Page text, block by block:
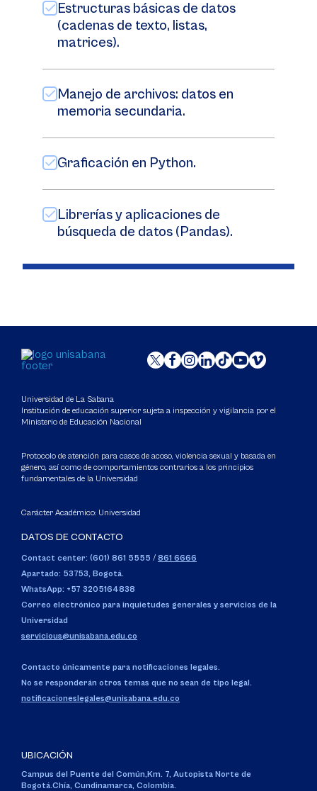
Estructuras básicas de datos
(cadenas de texto, listas,
matrices).
Manejo de archivos: datos en
memoria secundaria.
Graficación en Python.
Librerías y aplicaciones de
búsqueda de datos (Pandas).
Universidad de La Sabana
Institución de educación superior sujeta a inspección y vigilancia por el
Ministerio de Educación Nacional
Protocolo de atención para casos de acoso, violencia sexual y basada en
género, así como de comportamientos contrarios a los principios
fundamentales de la Universidad
Carácter Académico: Universidad
DATOS DE CONTACTO
Contact center: (601) 861 5555 / 861 6666
Apartado: 53753, Bogotá.
WhatsApp: +57 3205164838
Correo electrónico para inquietudes generales y servicios de la
Universidad
servicious@unisabana.edu.co
Contacto únicamente para notificaciones legales.
No se responderán otros temas que no sean de tipo legal.
notificacioneslegales@unisabana.edu.co
UBICACIÓN
Campus del Puente del Común,Km. 7, Autopista Norte de
Bogotá.Chía, Cundinamarca, Colombia.